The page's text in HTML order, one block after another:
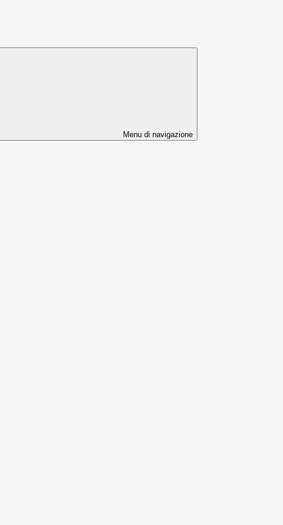
Menu di navigazione